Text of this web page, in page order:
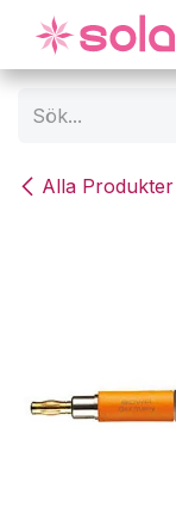
Hoppa till innehåll
Alla Produkter